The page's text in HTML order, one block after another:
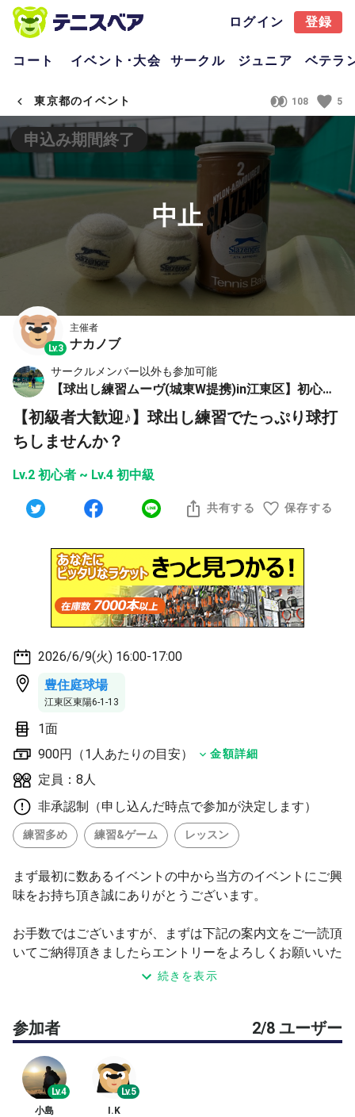
ログイン 登録
コート イベント･大会 サークル ジュニア ベテラ
東京都のイベント 108 5
中止
申込み期間終了
Lv.3
主催者
ナカノブ
サークルメンバー以外も参加可能
【球出し練習ムーヴ(城東W提携)in江東区】初心者🔰大歓迎🎾PayPay
【初級者大歓迎♪】球出し練習でたっぷり球打
ちしませんか？
Lv.2 初心者 ~ Lv.4 初中級
共有する 保存する
2026/6/9(火) 16:00-17:00
豊住庭球場
江東区東陽6-1-13
1面
900円（1人あたりの目安）
金額詳細
定員：8人
非承認制（申し込んだ時点で参加が決定します）
練習多め 練習&ゲーム レッスン
まず最初に数あるイベントの中から当方のイベントにご興
味をお持ち頂き誠にありがとうございます。
お手数ではございますが、まずは下記の案内文をご一読頂
いてご納得頂きましたらエントリーをよろしくお願いいた
が降ったらやらない方のエントリーはご遠慮ください。
初級者の方へ
球出し練習を楽しみながらテニスを上達してみませんか
～？
続きを表示
参加者 2/8 ユーザー
Lv.4
小島
Lv.5
I.K